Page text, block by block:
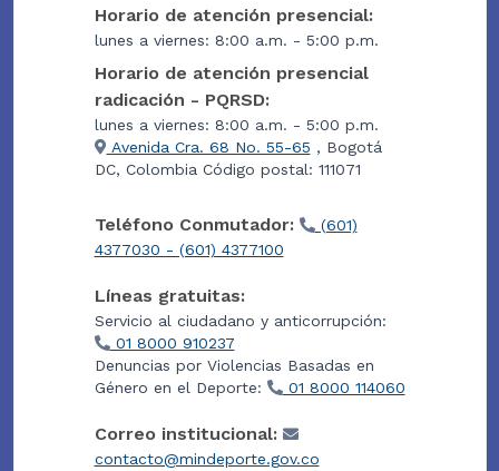
Horario de atención presencial:
lunes a viernes: 8:00 a.m. - 5:00 p.m.
Horario de atención presencial
radicación - PQRSD:
lunes a viernes: 8:00 a.m. - 5:00 p.m.
Avenida Cra. 68 No. 55-65 , Bogotá
DC, Colombia Código postal: 111071
Teléfono Conmutador:
(601)
4377030 - (601) 4377100
Líneas gratuitas:
Servicio al ciudadano y anticorrupción:
01 8000 910237
Denuncias por Violencias Basadas en
Género en el Deporte:
01 8000 114060
Correo institucional:
contacto@mindeporte.gov.co